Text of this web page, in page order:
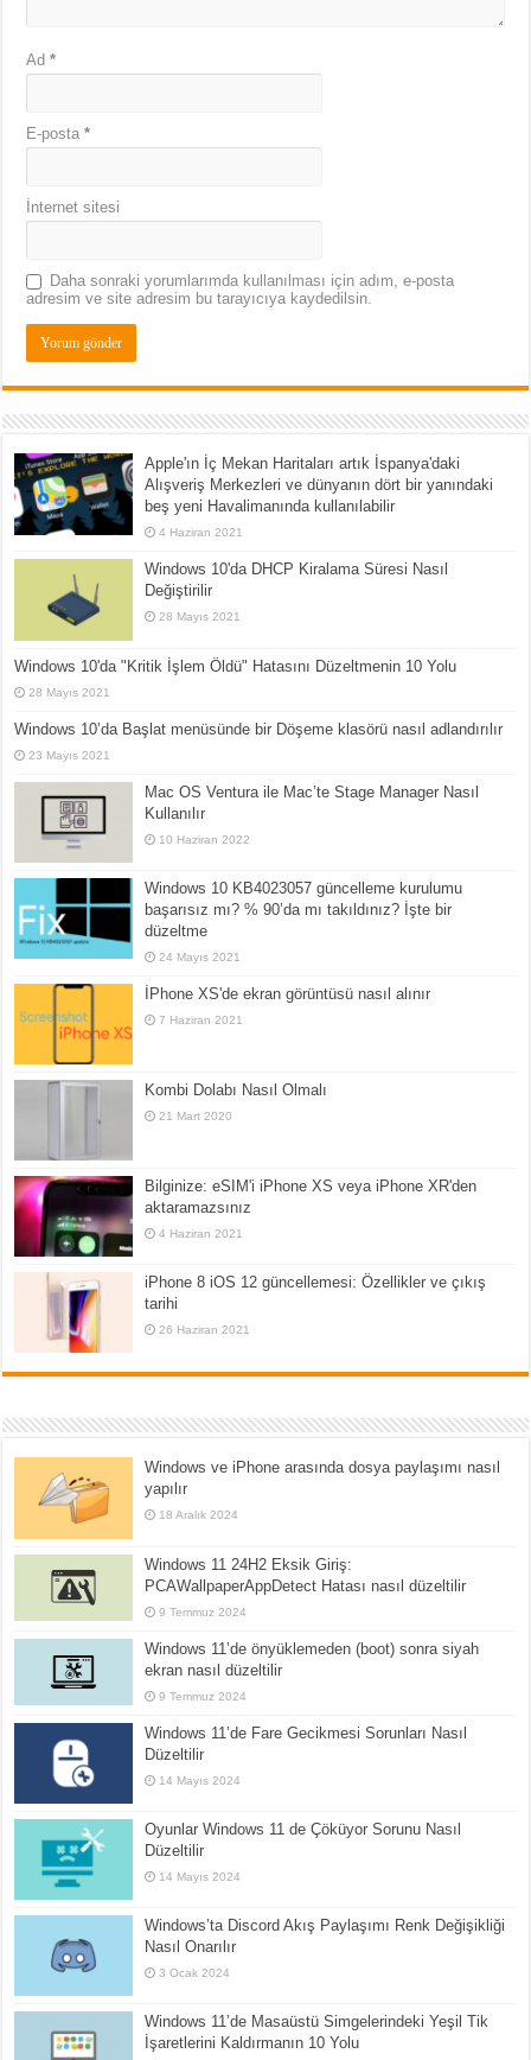
Ad*
E-posta*
İnternet sitesi
Daha sonraki yorumlarımda kullanılması için adım, e-posta
adresim ve site adresim bu tarayıcıya kaydedilsin.
Apple'ın İç Mekan Haritaları artık İspanya'daki
Alışveriş Merkezleri ve dünyanın dört bir yanındaki
beş yeni Havalimanında kullanılabilir
4 Haziran 2021
Windows 10'da DHCP Kiralama Süresi Nasıl
Değiştirilir
28 Mayıs 2021
Windows 10'da "Kritik İşlem Öldü" Hatasını Düzeltmenin 10 Yolu
28 Mayıs 2021
Windows 10’da Başlat menüsünde bir Döşeme klasörü nasıl adlandırılır
23 Mayıs 2021
Mac OS Ventura ile Mac’te Stage Manager Nasıl
Kullanılır
10 Haziran 2022
Windows 10 KB4023057 güncelleme kurulumu
başarısız mı? % 90’da mı takıldınız? İşte bir
düzeltme
24 Mayıs 2021
İPhone XS'de ekran görüntüsü nasıl alınır
7 Haziran 2021
Kombi Dolabı Nasıl Olmalı
21 Mart 2020
Bilginize: eSIM'i iPhone XS veya iPhone XR'den
aktaramazsınız
4 Haziran 2021
iPhone 8 iOS 12 güncellemesi: Özellikler ve çıkış
tarihi
26 Haziran 2021
Windows ve iPhone arasında dosya paylaşımı nasıl
yapılır
18 Aralık 2024
Windows 11 24H2 Eksik Giriş:
PCAWallpaperAppDetect Hatası nasıl düzeltilir
9 Temmuz 2024
Windows 11’de önyüklemeden (boot) sonra siyah
ekran nasıl düzeltilir
9 Temmuz 2024
Windows 11’de Fare Gecikmesi Sorunları Nasıl
Düzeltilir
14 Mayıs 2024
Oyunlar Windows 11 de Çöküyor Sorunu Nasıl
Düzeltilir
14 Mayıs 2024
Windows’ta Discord Akış Paylaşımı Renk Değişikliği
Nasıl Onarılır
3 Ocak 2024
Windows 11’de Masaüstü Simgelerindeki Yeşil Tik
İşaretlerini Kaldırmanın 10 Yolu